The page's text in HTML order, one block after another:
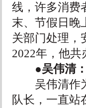
线，许多消费
末、节假日晚
关部门处理，
2022年，他共
●吴伟清：
吴伟清作为
队长，一直站